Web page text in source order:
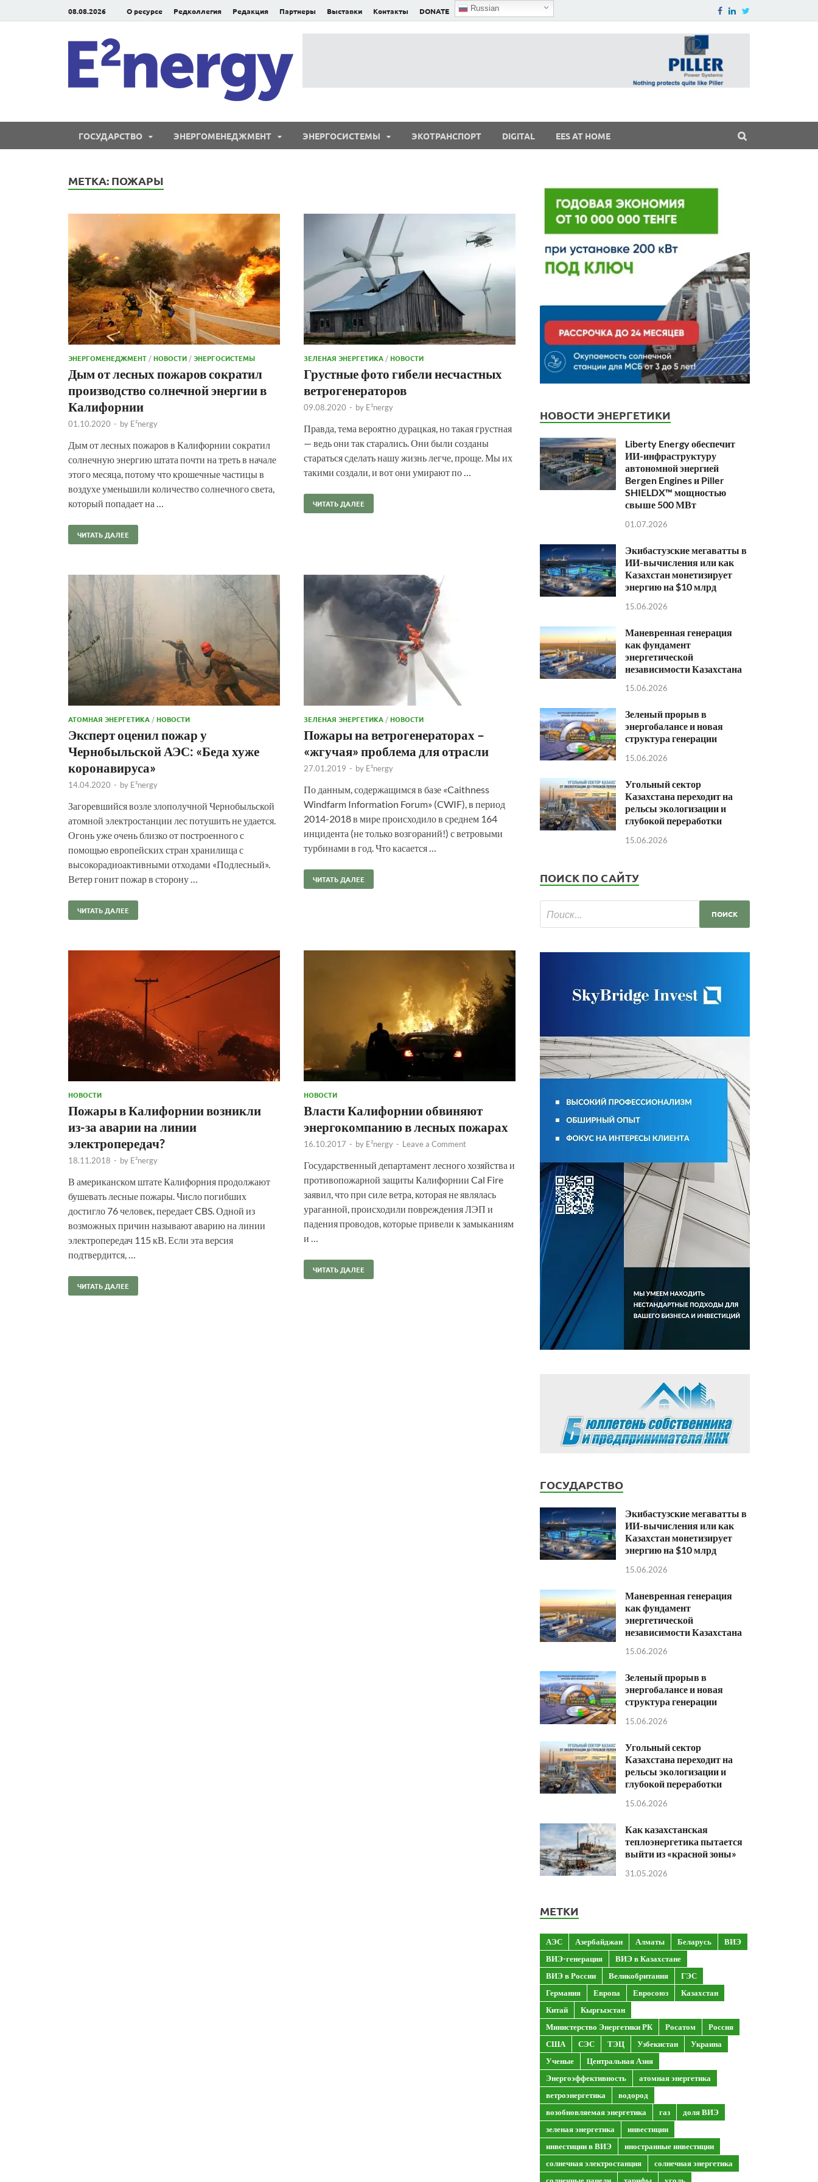
08.08.2026 О ресурсе Редколлегия Редакция Партнеры Выставки Контакты DONATE Russian
ГОСУДАРСТВО ЭНЕРГОМЕНЕДЖМЕНТ ЭНЕРГОСИСТЕМЫ ЭКОТРАНСПОРТ DIGITAL EES AT HOME
МЕТКА: ПОЖАРЫ
ЭНЕРГОМЕНЕДЖМЕНТ /НОВОСТИ /ЭНЕРГОСИСТЕМЫ
Дым от лесных пожаров сократил
производство солнечной энергии в
Калифорнии
01.10.2020 - by E²nergy
Дым от лесных пожаров в Калифорнии сократил
солнечную энергию штата почти на треть в начале
этого месяца, потому что крошечные частицы в
воздухе уменьшили количество солнечного света,
который попадает на …
ЧИТАТЬ ДАЛЕЕ
ЗЕЛЕНАЯ ЭНЕРГЕТИКА /НОВОСТИ
Грустные фото гибели несчастных
ветрогенераторов
09.08.2020 - by E²nergy
Правда, тема вероятно дурацкая, но такая грустная
— ведь они так старались. Они были созданы
стараться сделать нашу жизнь легче, проще. Мы их
такими создали, и вот они умирают по …
ЧИТАТЬ ДАЛЕЕ
АТОМНАЯ ЭНЕРГЕТИКА /НОВОСТИ
Эксперт оценил пожар у
Чернобыльской АЭС: «Беда хуже
коронавируса»
14.04.2020 - by E²nergy
Загоревшийся возле злополучной Чернобыльской
атомной электростанции лес потушить не удается.
Огонь уже очень близко от построенного с
помощью европейских стран хранилища с
высокорадиоактивными отходами «Подлесный».
Ветер гонит пожар в сторону …
ЧИТАТЬ ДАЛЕЕ
ЗЕЛЕНАЯ ЭНЕРГЕТИКА /НОВОСТИ
Пожары на ветрогенераторах –
«жгучая» проблема для отрасли
27.01.2019 - by E²nergy
По данным, содержащимся в базе «Caithness
Windfarm Information Forum» (CWIF), в период
2014-2018 в мире происходило в среднем 164
инцидента (не только возгораний!) с ветровыми
турбинами в год. Что касается …
ЧИТАТЬ ДАЛЕЕ
НОВОСТИ
Пожары в Калифорнии возникли
из-за аварии на линии
электропередач?
18.11.2018 - by E²nergy
В американском штате Калифорния продолжают
бушевать лесные пожары. Число погибших
достигло 76 человек, передает CBS. Одной из
возможных причин называют аварию на линии
электропередач 115 кВ. Если эта версия
подтвердится, …
ЧИТАТЬ ДАЛЕЕ
НОВОСТИ
Власти Калифорнии обвиняют
энергокомпанию в лесных пожарах
16.10.2017 - by E²nergy - Leave a Comment
Государственный департамент лесного хозяйства и
противопожарной защиты Калифорнии Cal Fire
заявил, что при силе ветра, которая не являлась
ураганной, происходили повреждения ЛЭП и
падения проводов, которые привели к замыканиям
и …
ЧИТАТЬ ДАЛЕЕ
НОВОСТИ ЭНЕРГЕТИКИ
Liberty Energy обеспечит
ИИ-инфраструктуру
автономной энергией
Bergen Engines и Piller
SHIELDX™ мощностью
свыше 500 МВт
01.07.2026
Экибастузские мегаватты в
ИИ-вычисления или как
Казахстан монетизирует
энергию на $10 млрд
15.06.2026
Маневренная генерация
как фундамент
энергетической
независимости Казахстана
15.06.2026
Зеленый прорыв в
энергобалансе и новая
структура генерации
15.06.2026
Угольный сектор
Казахстана переходит на
рельсы экологизации и
глубокой переработки
15.06.2026
ПОИСК ПО САЙТУ
ГОСУДАРСТВО
Экибастузские мегаватты в
ИИ-вычисления или как
Казахстан монетизирует
энергию на $10 млрд
15.06.2026
Маневренная генерация
как фундамент
энергетической
независимости Казахстана
15.06.2026
Зеленый прорыв в
энергобалансе и новая
структура генерации
15.06.2026
Угольный сектор
Казахстана переходит на
рельсы экологизации и
глубокой переработки
15.06.2026
Как казахстанская
теплоэнергетика пытается
выйти из «красной зоны»
31.05.2026
МЕТКИ
АЭС Азербайджан Алматы Беларусь
ВИЭ
ВИЭ-генерация
ВИЭ в Казахстане
ВИЭ в России
Великобритания
ГЭС
Германия
Европа Евросоюз
Казахстан
Китай
Кыргызстан
Министерство Энергетики РК
Росатом
Россия
США
СЭС ТЭЦ Узбекистан
Украина
Ученые
Центральная Азия
Энергоэффективность
атомная энергетика
ветроэнергетика
водород
возобновляемая энергетика
газ
доля ВИЭ
зеленая энергетика
инвестиции
инвестиции в ВИЭ
иностранные инвестиции
солнечная электростанция
солнечная энергетика
солнечные панели
тарифы уголь